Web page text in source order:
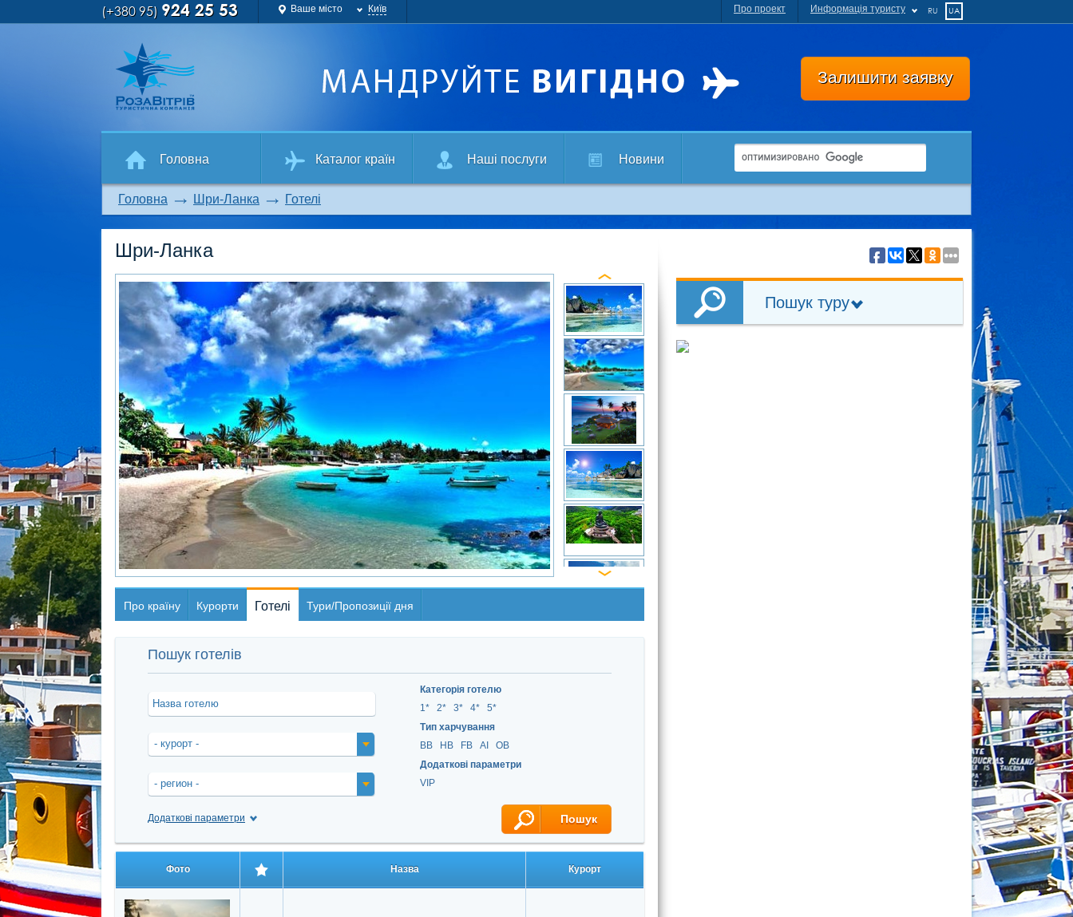
RU UA
(+380 95) 924 25 53 Ваше місто Київ Про проект Информація туристу
Залишити заявку
Головна Каталог країн Наші послуги Новини
Головна Шри-Ланка Готелі
Шри-Ланка
Про країну Курорти Готелі Тури/Пропозиції дня
Пошук готелів
- курорт -
- регион -
Додаткові параметри
Категорія готелю
1*
2* 3* 4*
5*
Тип харчування
BB
HB FВ AI
OB
Додаткові параметри
VIP
Пошук
Фото Назва Курорт
Пошук туру